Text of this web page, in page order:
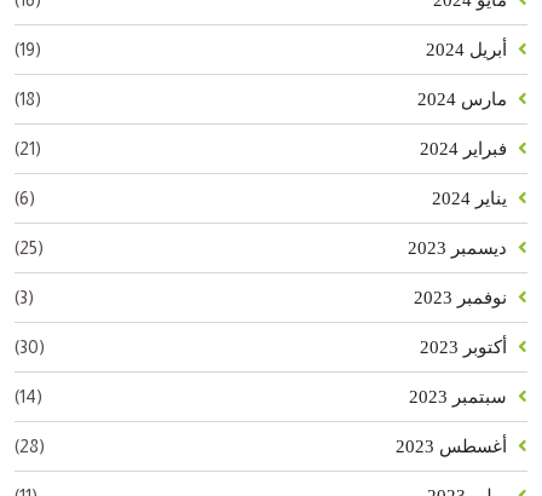
أبريل 2024 (19)
مارس 2024 (18)
فبراير 2024 (21)
يناير 2024 (6)
ديسمبر 2023 (25)
نوفمبر 2023 (3)
أكتوبر 2023 (30)
سبتمبر 2023 (14)
أغسطس 2023 (28)